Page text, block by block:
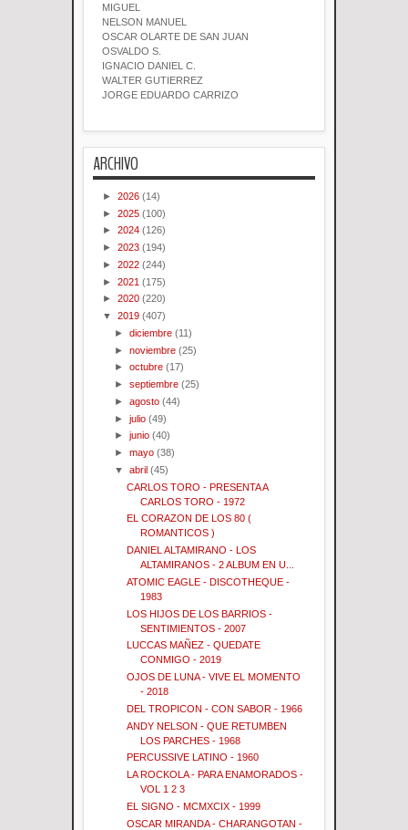
MIGUEL
NELSON MANUEL
OSCAR OLARTE DE SAN JUAN
OSVALDO S.
IGNACIO DANIEL C.
WALTER GUTIERREZ
JORGE EDUARDO CARRIZO
ARCHIVO
► 2026 (14)
► 2025 (100)
► 2024 (126)
► 2023 (194)
► 2022 (244)
► 2021 (175)
► 2020 (220)
▼ 2019 (407)
►diciembre (11)
►noviembre (25)
►octubre (17)
►septiembre (25)
►agosto (44)
►julio (49)
►junio (40)
►mayo (38)
▼abril (45)
CARLOS TORO - PRESENTA A
CARLOS TORO - 1972
EL CORAZON DE LOS 80 (
ROMANTICOS )
DANIEL ALTAMIRANO - LOS
ALTAMIRANOS - 2 ALBUM EN U...
ATOMIC EAGLE - DISCOTHEQUE -
1983
LOS HIJOS DE LOS BARRIOS -
SENTIMIENTOS - 2007
LUCCAS MAÑEZ - QUEDATE
CONMIGO - 2019
OJOS DE LUNA - VIVE EL MOMENTO
- 2018
DEL TROPICON - CON SABOR - 1966
ANDY NELSON - QUE RETUMBEN
LOS PARCHES - 1968
PERCUSSIVE LATINO - 1960
LA ROCKOLA - PARA ENAMORADOS -
VOL 1 2 3
EL SIGNO - MCMXCIX - 1999
OSCAR MIRANDA - CHARANGOTAN -